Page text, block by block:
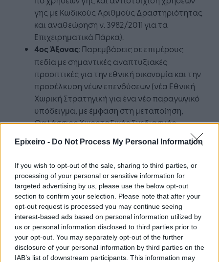
Epixeiro - Do Not Process My Personal Information
If you wish to opt-out of the sale, sharing to third parties, or
processing of your personal or sensitive information for
targeted advertising by us, please use the below opt-out
section to confirm your selection. Please note that after your
opt-out request is processed you may continue seeing
interest-based ads based on personal information utilized by
us or personal information disclosed to third parties prior to
your opt-out. You may separately opt-out of the further
disclosure of your personal information by third parties on the
IAB’s list of downstream participants. This information may
γης με Κωδικούς Αριθμούς Δραστηριότητας
και αναθεώρηση ν. 3982/2011 για τα
Επιχειρηματικά Πάρκα).
4ος Άξονας: Παρεμβάσεις σε επιμέρους
πεδία με σημαντικές αναπτυξιακές
προοπτικές για την εθνική οικονομία και την
προσέλκυση νέων επενδύσεων (νέα Εθνική
Χωρική Στρατηγική για ένα νέο παραγωγικό
υπόδειγμα, με έμφαση στη μεταποίηση,
Θαλάσσιος Χωροταξικός Σχεδιασμός,
αναβάθμιση των πόλεων, σαφές ρυθμιστικό
λιμένων και αξιοποίησης γεωργικών γαιών).
Ακολουθήστε το στο Google News
και μάθετε πρώτοι όλα τα επιχειρηματικά νέα